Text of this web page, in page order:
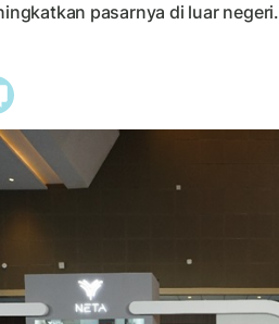
pasarnya di luar negeri.